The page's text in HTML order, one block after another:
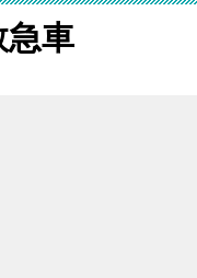
急車